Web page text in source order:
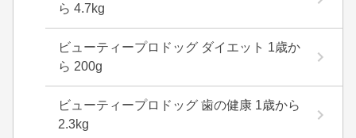
ら 4.7kg
ビューティープロドッグ ダイエット 1歳か
ら 200g
ビューティープロドッグ 歯の健康 1歳から
2.3kg